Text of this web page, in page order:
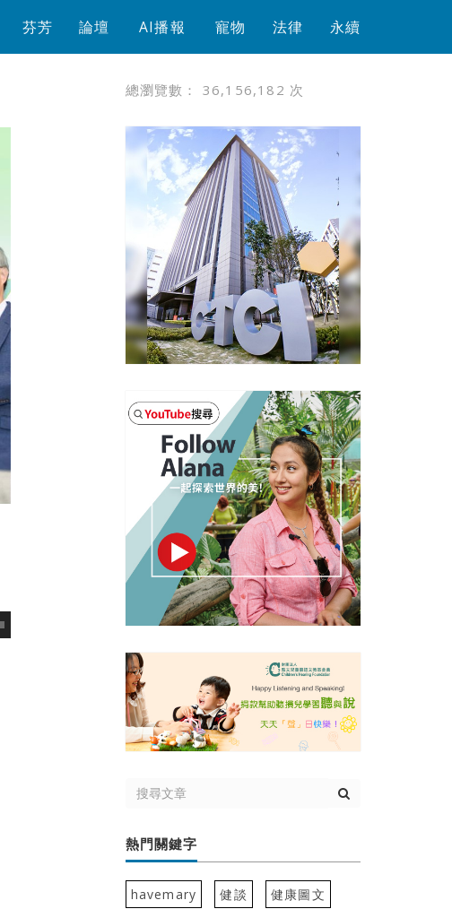
芬芳 論壇 AI播報 寵物 法律 永續
總瀏覽數： 36,156,182 次
熱門關鍵字
havemary 健談 健康圖文